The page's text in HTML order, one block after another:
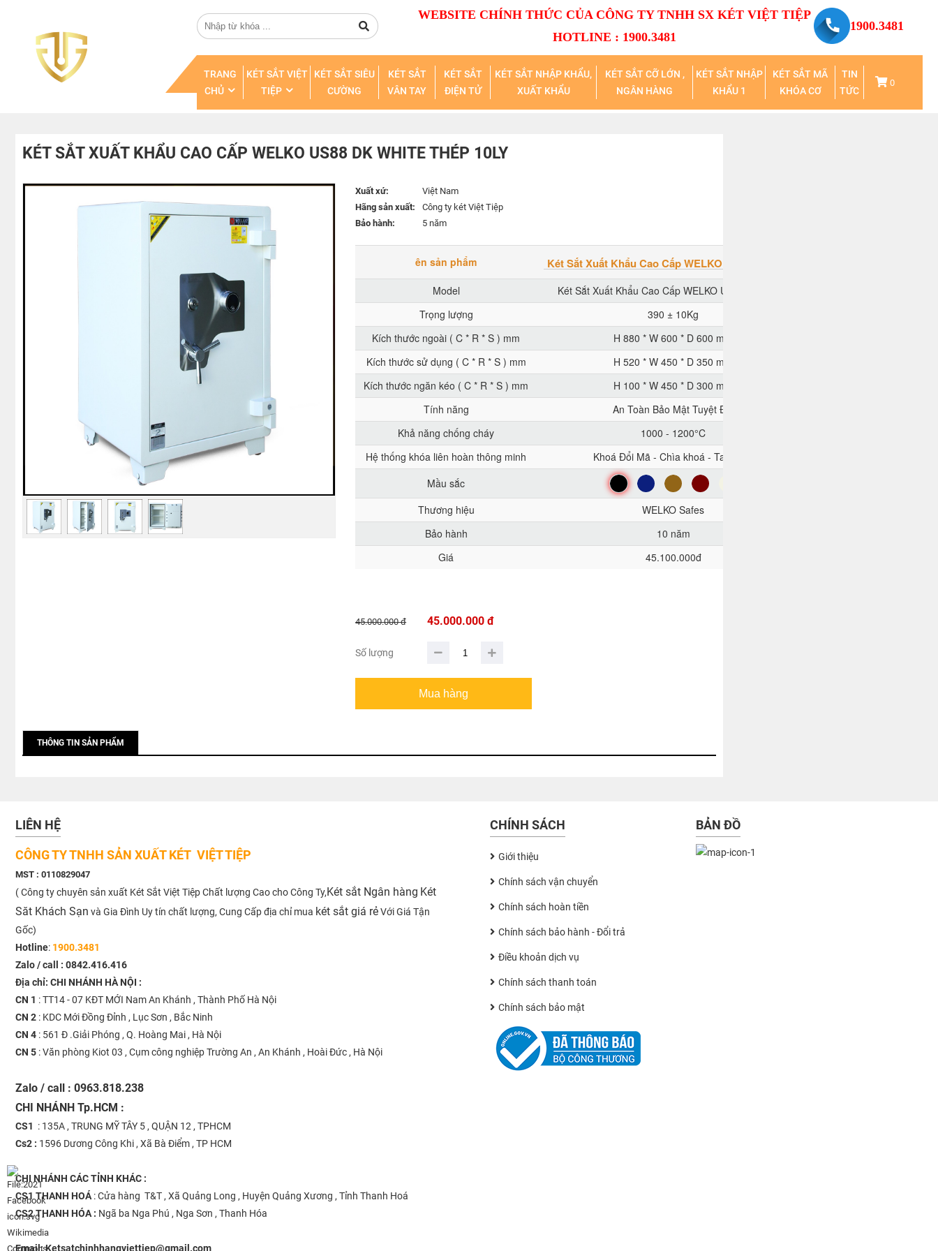
WEBSITE CHÍNH THỨC CỦA CÔNG TY TNHH SX KÉT VIỆT TIỆP
HOTLINE : 1900.3481
1900.3481
TRANG
CHỦ
KÉT SẮT VIỆT
TIỆP
KÉT SẮT SIÊU
CƯỜNG
KÉT SẮT
VÂN TAY
KÉT SẮT
ĐIỆN TỬ
KÉT SẮT NHẬP KHẨU,
XUẤT KHẨU
KÉT SẮT CỠ LỚN ,
NGÂN HÀNG
KÉT SẮT NHẬP
KHẨU 1
KÉT SẮT MÃ
KHÓA CƠ
TIN
TỨC
0
KÉT SẮT XUẤT KHẨU CAO CẤP WELKO US88 DK WHITE THÉP 10LY
Xuất xứ:
Việt Nam
Hãng sản xuất:
Công ty két Việt Tiệp
Bảo hành:
5 năm
ên sản phẩm Két Sắt Xuất Khẩu Cao Cấp WELKO US88 DK White
Model
Két Sắt Xuất Khẩu Cao Cấp WELKO US88 DK White
Trọng lượng
390 ± 10Kg
Kích thước ngoài ( C * R * S ) mm
H 880 * W 600 * D 600 mm
Kích thước sử dụng ( C * R * S ) mm
H 520 * W 450 * D 350 mm
Kích thước ngăn kéo ( C * R * S ) mm
H 100 * W 450 * D 300 mm
Tính năng
An Toàn Bảo Mật Tuyệt Đối
Khả năng chống cháy
1000 - 1200°C
Hệ thống khóa liên hoàn thông minh
Khoá Đổi Mã - Chìa khoá - Tay Cầm
Mầu sắc
Đen Xanh Nâu Đỏ
Thương hiệu
WELKO Safes
Bảo hành
10 năm
Giá
45.100.000đ
45.000.000 đ 45.000.000 đ
Số lượng
THÔNG TIN SẢN PHẨM
LIÊN HỆ
CÔNG TY TNHH SẢN XUẤT KÉT VIỆT TIỆP
MST : 0110829047
( Công ty chuyên sản xuất Két Sắt Việt Tiệp Chất lượng Cao cho Công Ty,Két sắt Ngân hàng Két
Săt Khách Sạn và Gia Đình Uy tín chất lượng, Cung Cấp địa chỉ mua két sắt giá rẻVới Giá Tận
Gốc)
Hotline: 1900.3481
Zalo / call : 0842.416.416
Địa chỉ: CHI NHÁNH HÀ NỘI :
CN 1 : TT14 - 07 KĐT MỚI Nam An Khánh , Thành Phố Hà Nội
CN 2 : KDC Mới Đồng Đỉnh , Lục Sơn , Bắc Ninh
CN 4 : 561 Đ .Giải Phóng , Q. Hoàng Mai , Hà Nội
CN 5 : Văn phòng Kiot 03 , Cụm công nghiệp Trường An , An Khánh , Hoài Đức , Hà Nội
Zalo / call : 0963.818.238
CHI NHÁNH Tp.HCM :
CS1 : 135A , TRUNG MỸ TÂY 5 , QUẬN 12 , TPHCM
Cs2 : 1596 Dương Công Khi , Xã Bà Điểm , TP HCM
CHI NHÁNH CÁC TỈNH KHÁC :
CS1 THANH HOÁ : Cửa hàng T&T , Xã Quảng Long , Huyện Quảng Xương , Tỉnh Thanh Hoá
CS2 THANH HÓA : Ngã ba Nga Phú , Nga Sơn , Thanh Hóa
Email:Ketsatchinhhangviettiep@gmail.com
CHÍNH SÁCH
Giới thiệu
Chính sách vận chuyển
Chính sách hoàn tiền
Chính sách bảo hành - Đổi trả
Điều khoản dịch vụ
Chính sách thanh toán
Chính sách bảo mật
BẢN ĐỒ